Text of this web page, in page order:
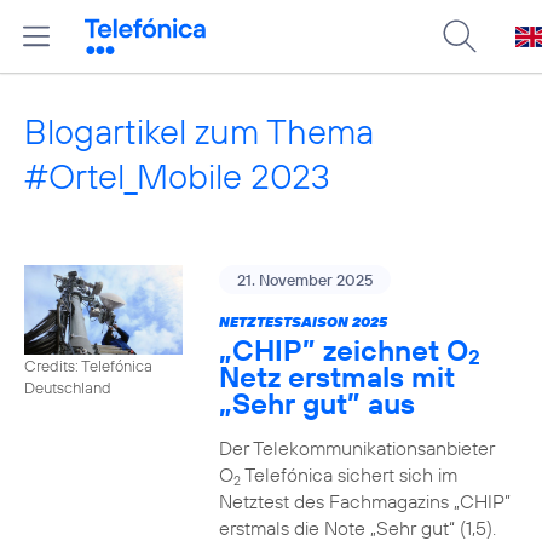
Blogartikel zum Thema
#Ortel_Mobile 2023
Credits: Telefónica
Deutschland
21. November 2025
NETZTESTSAISON 2025
„CHIP” zeichnet O2
Netz erstmals mit
„Sehr gut” aus
Der Telekommunikationsanbieter
O2Telefónica sichert sich im
Netztest des Fachmagazins „CHIP”
erstmals die Note „Sehr gut“ (1,5).